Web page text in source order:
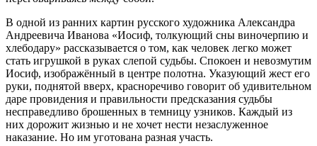
В одной из ранних картин русского художника Александра
Андреевича Иванова «Иосиф, толкующий сны виночерпию и
хлебодару» рассказывается о том, как человек легко может
стать игрушкой в руках слепой судьбы. Спокоен и невозмутим
Иосиф, изображённый в центре полотна. Указующий жест его
руки, поднятой вверх, красноречиво говорит об удивительном
даре провидения и правильности предсказания судьбы
несправедливо брошенных в темницу узников. Каждый из
них дорожит жизнью и не хочет нести незаслуженное
наказание. Но им уготована разная участь.